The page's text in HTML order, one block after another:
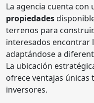
La agencia cuenta con
propiedades
terrenos para
interesados encontrar
adaptándose a
La ubicación
ofrece ventajas
inversores.